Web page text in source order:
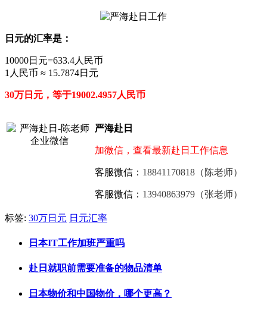
日元的汇率是：
10000日元=633.4人民币
1人民币 ≈ 15.7874日元
30万日元，等于19002.4957人民币
严海赴日
加微信，查看最新赴日工作信息
客服微信： 18841170818（陈老师）
客服微信： 13940863979（张老师）
标签: 30万日元 日元汇率
日本IT工作加班严重吗
赴日就职前需要准备的物品清单
日本物价和中国物价，哪个更高？